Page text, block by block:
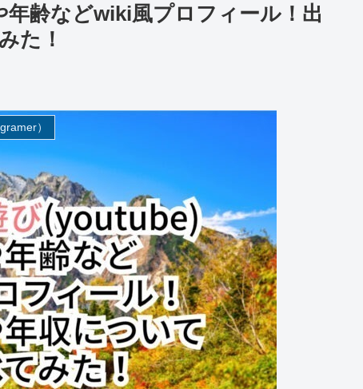
齢などwiki風プロフィール！出
た！
）